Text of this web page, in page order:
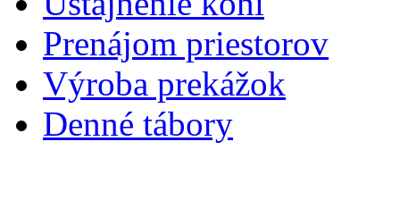
Prenájom priestorov
Výroba prekážok
Denné tábory